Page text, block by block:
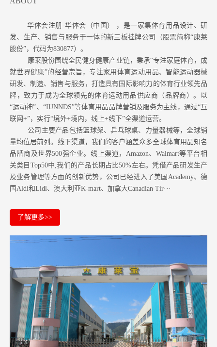
华体会注册-华体会（中国） ，是一家集体育用品设计、研
发、生产、销售与服务于一体的新三板挂牌公司（股票简称“康莱
股份”，代码为830877）。
康莱股份围绕全民健身健康产业链，秉承“专注家庭体育，成
就世界健康”的经营宗旨，专注家用体育运动用品、智能运动器械
研发、制造、销售与服务，打造具有国际影响力的体育行业领先品
牌，致力于成为全球领先的体育运动用品供应商（品牌商）。以
“运动神”、“IUNNDS”等体育用品品牌营销及服务为主线，通过“互
联网+”，实行“境外+境内，线上+线下”全渠道运营。
公司主要产品包括篮球架、乒乓球桌、力量器械等，全球销
量均位居前列。 线下渠道，我们的客户涵盖众多全球体育用品知名
品牌商及世界500强企业。 线上渠道，Amazon、Walmart等平台相
关类目Top50中,我们的产品长期占比50%左右。凭借产品研发生产
及业务管理等方面的创新优势，公司已经进入了美国Academy、德
国Aldi和Lidl、澳大利亚K-mart、加拿大Canadian Tir···
了解更多>>